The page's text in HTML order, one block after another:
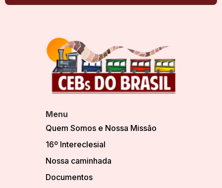
Menu
Quem Somos e Nossa Missão
16º Intereclesial
Nossa caminhada
Documentos